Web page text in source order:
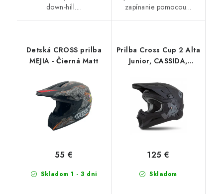
down-hill....
zapínanie pomocou...
Detská CROSS prilba
MEJIA - Čierná Matt
Skladom 1 - 3 dni
55 €
Prilba Cross Cup 2 Alta
Junior, CASSIDA,
matná/tmavo šedá)
2026
Skladom
125 €